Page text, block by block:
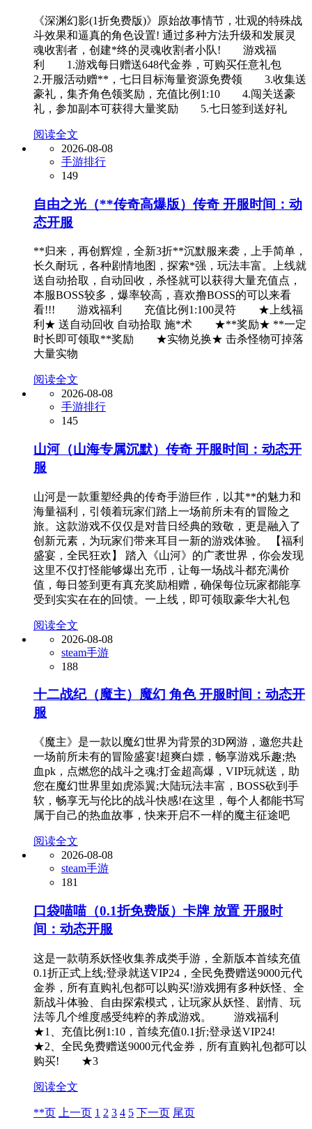
《深渊幻影(1折免费版)》原始故事情节，壮观的特殊战
斗效果和逼真的角色设置! 通过多种方法升级和发展灵
魂收割者，创建*终的灵魂收割者小队! 游戏福
利 1.游戏每日赠送648代金券，可购买任意礼包
2.开服活动赠**，七日目标海量资源免费领 3.收集送
豪礼，集齐角色领奖励，充值比例1:10 4.闯关送豪
礼，参加副本可获得大量奖励 5.七日签到送好礼
阅读全文
2026-08-08
手游排行
149
自由之光（**传奇高爆版）传奇 开服时间：动
态开服
**归来，再创辉煌，全新3折**沉默服来袭，上手简单，
长久耐玩，各种剧情地图，探索*强，玩法丰富。上线就
送自动拾取，自动回收，杀怪就可以获得大量充值点，
本服BOSS较多，爆率较高，喜欢撸BOSS的可以来看
看!!! 游戏福利 充值比例1:100灵符 ★上线福
利★ 送自动回收 自动拾取 施*术 ★**奖励★ **一定
时长即可领取**奖励 ★实物兑换★ 击杀怪物可掉落
大量实物
阅读全文
2026-08-08
手游排行
145
山河（山海专属沉默）传奇 开服时间：动态开
服
山河是一款重塑经典的传奇手游巨作，以其**的魅力和
海量福利，引领着玩家们踏上一场前所未有的冒险之
旅。这款游戏不仅仅是对昔日经典的致敬，更是融入了
创新元素，为玩家们带来耳目一新的游戏体验。 【福利
盛宴，全民狂欢】 踏入《山河》的广袤世界，你会发现
这里不仅打怪能够爆出充币，让每一场战斗都充满价
值，每日签到更有真充奖励相赠，确保每位玩家都能享
受到实实在在的回馈。一上线，即可领取豪华大礼包
阅读全文
2026-08-08
steam手游
188
十二战纪（魔主）魔幻 角色 开服时间：动态开
服
《魔主》是一款以魔幻世界为背景的3D网游，邀您共赴
一场前所未有的冒险盛宴!超爽白嫖，畅享游戏乐趣;热
血pk，点燃您的战斗之魂;打金超高爆，VIP玩就送，助
您在魔幻世界里如虎添翼;大陆玩法丰富，BOSS砍到手
软，畅享无与伦比的战斗快感!在这里，每个人都能书写
属于自己的热血故事，快来开启不一样的魔主征途吧
阅读全文
2026-08-08
steam手游
181
口袋喵喵（0.1折免费版）卡牌 放置 开服时
间：动态开服
这是一款萌系妖怪收集养成类手游，全新版本首续充值
0.1折正式上线;登录就送VIP24，全民免费赠送9000元代
金券，所有直购礼包都可以购买!游戏拥有多种妖怪、全
新战斗体验、自由探索模式，让玩家从妖怪、剧情、玩
法等几个维度感受纯粹的养成游戏。 游戏福利
★1、充值比例1:10，首续充值0.1折;登录送VIP24!
★2、全民免费赠送9000元代金券，所有直购礼包都可以
购买! ★3
阅读全文
**页 上一页 1 2 3 4 5 下一页 尾页